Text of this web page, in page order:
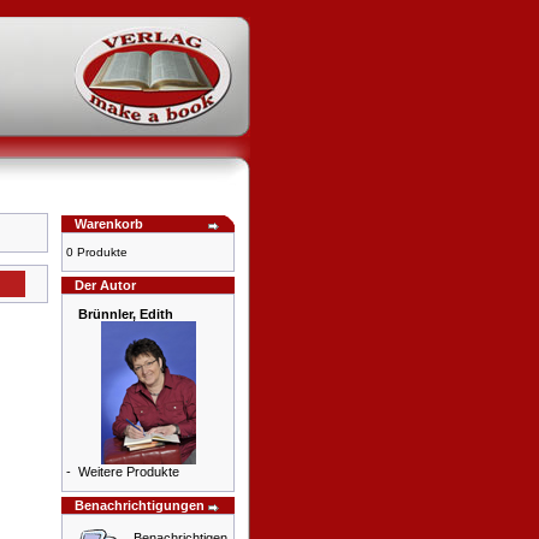
Warenkorb
0 Produkte
Der Autor
Brünnler, Edith
- Weitere Produkte
Benachrichtigungen